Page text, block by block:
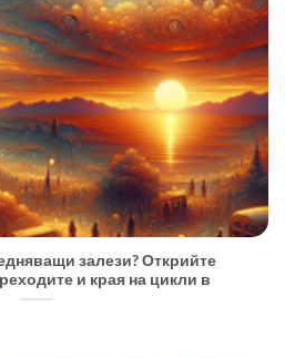
залези? Открийте
и края на цикли в